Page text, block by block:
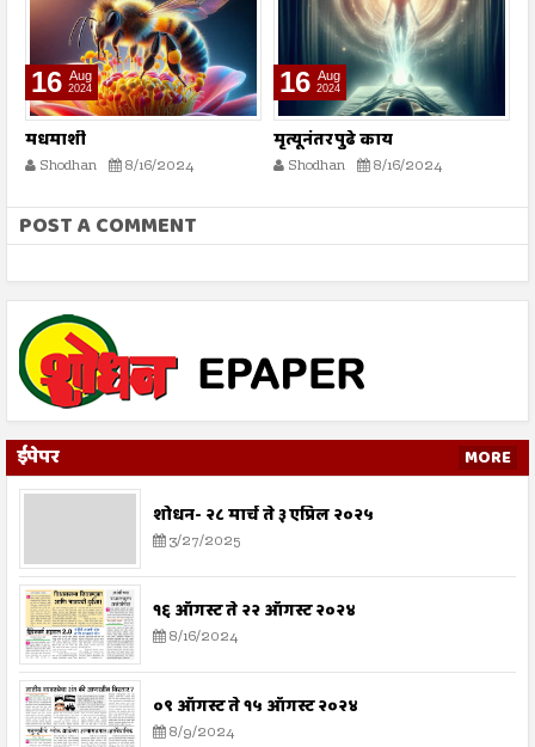
16 Aug
2024
मधमाशी
Shodhan 8/16/2024
16 Aug
2024
मृत्यूनंतर पुढे काय
Shodhan 8/16/2024
POST A COMMENT
ईपेपर MORE
शोधन- २८ मार्च ते ३ एप्रिल २०२५
3/27/2025
१६ ऑगस्ट ते २२ ऑगस्ट २०२४
8/16/2024
०९ ऑगस्ट ते १५ ऑगस्ट २०२४
8/9/2024